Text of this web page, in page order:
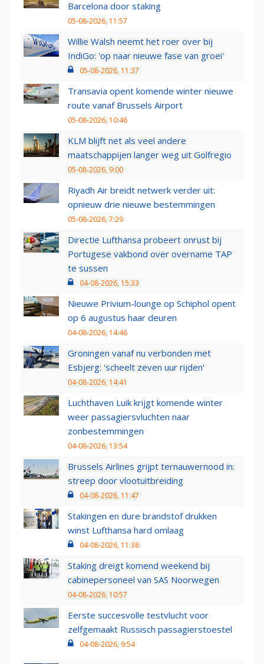
Barcelona door staking
05-08-2026, 11:57
Willie Walsh neemt het roer over bij
IndiGo: 'op naar nieuwe fase van groei'
05-08-2026, 11:37
Transavia opent komende winter nieuwe
route vanaf Brussels Airport
05-08-2026, 10:46
KLM blijft net als veel andere
maatschappijen langer weg uit Golfregio
05-08-2026, 9:00
Riyadh Air breidt netwerk verder uit:
opnieuw drie nieuwe bestemmingen
05-08-2026, 7:29
Directie Lufthansa probeert onrust bij
Portugese vakbond over overname TAP
te sussen
04-08-2026, 15:33
Nieuwe Privium-lounge op Schiphol opent
op 6 augustus haar deuren
04-08-2026, 14:46
Groningen vanaf nu verbonden met
Esbjerg: 'scheelt zeven uur rijden'
04-08-2026, 14:41
Luchthaven Luik krijgt komende winter
weer passagiersvluchten naar
zonbestemmingen
04-08-2026, 13:54
Brussels Airlines grijpt ternauwernood in:
streep door vlootuitbreiding
04-08-2026, 11:47
Stakingen en dure brandstof drukken
winst Lufthansa hard omlaag
04-08-2026, 11:38
Staking dreigt komend weekend bij
cabinepersoneel van SAS Noorwegen
04-08-2026, 10:57
Eerste succesvolle testvlucht voor
zelfgemaakt Russisch passagierstoestel
04-08-2026, 9:54